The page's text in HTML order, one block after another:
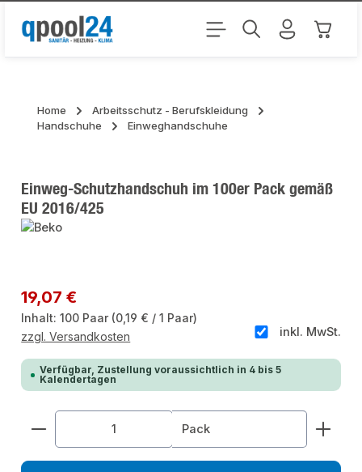
Zum Hauptinhalt springen
Home
Arbeitsschutz - Berufskleidung
Handschuhe
Einweghandschuhe
Einweg-Schutzhandschuh im 100er Pack gemäß
EU 2016/425
Regulärer Preis:
19,07 €
Inhalt:100 Paar (0,19 € / 1 Paar)
inkl. MwSt.
zzgl. Versandkosten
Verfügbar, Zustellung voraussichtlich in 4 bis 5
Kalendertagen
Produkt Anzahl: Gib den gewünschten Wert
Pack